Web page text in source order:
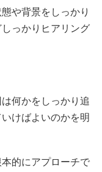
や背景をしっかり
っかりヒアリング
何かをしっかり追
けばよいのかを明
的にアプローチで